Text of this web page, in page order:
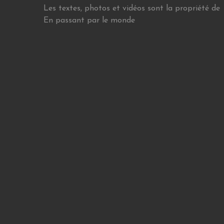
Les textes, photos et vidéos sont la propriété de
En passant par le monde